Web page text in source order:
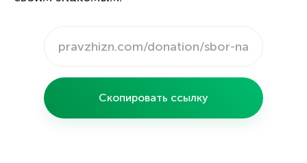
Скопировать ссылку